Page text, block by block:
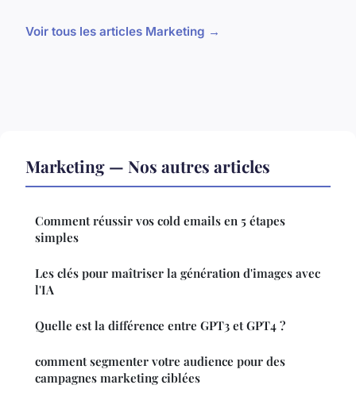
Voir tous les articles Marketing →
Marketing — Nos autres articles
Comment réussir vos cold emails en 5 étapes
simples
Les clés pour maîtriser la génération d'images avec
l'IA
Quelle est la différence entre GPT3 et GPT4 ?
comment segmenter votre audience pour des
campagnes marketing ciblées